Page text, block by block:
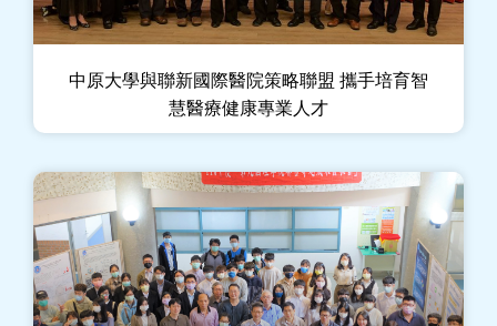
中原大學與聯新國際醫院策略聯盟 攜手培育智
慧醫療健康專業人才